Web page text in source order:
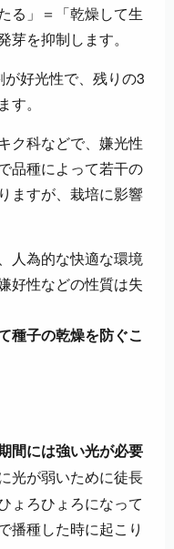
る」＝「乾燥して生
を抑制します。
が好光性で、残りの3
。
ク科などで、嫌光性
品種によって若干の
ますが、栽培に影響
人為的な快適な環境
好性などの性質は失
種子の乾燥を防ぐこ
間には強い光が必要
光が弱いために徒長
ょろひょろになって
播種した時に起こり